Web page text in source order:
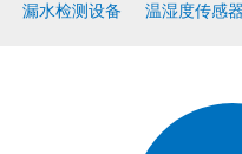
漏水检测设备 温湿度传感器